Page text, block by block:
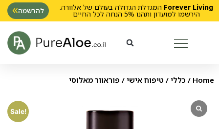
Forever Living המגדלת הגדולה בעולם של אלוורה.
הירשמו למועדון ותהנו 5% הנחה לכל החיים להרשמה
Home
/ כללי / טיפוח אישי / פוראוור מאלוסי
Sale!